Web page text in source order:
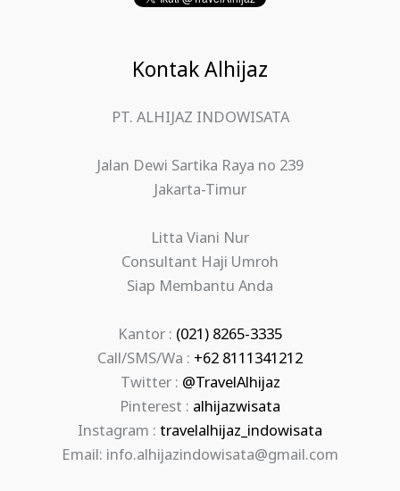
Kontak Alhijaz
PT. ALHIJAZ INDOWISATA
Jalan Dewi Sartika Raya no 239
Jakarta-Timur
Litta Viani Nur
Consultant Haji Umroh
Siap Membantu Anda
Kantor : (021) 8265-3335
Call/SMS/Wa : +62 8111341212
Twitter : @TravelAlhijaz
Pinterest : alhijazwisata
Instagram : travelalhijaz_indowisata
Email: info.alhijazindowisata@gmail.com